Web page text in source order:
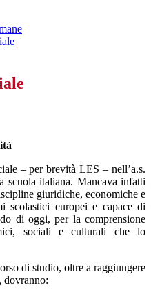
– per brevità LES – nell’a.s.
scuola italiana. Mancava infatti
giuridiche, economiche e
scolastici europei e capace di
di oggi, per la comprensione
sociali e culturali che lo
di studio, oltre a raggiungere
dovranno: